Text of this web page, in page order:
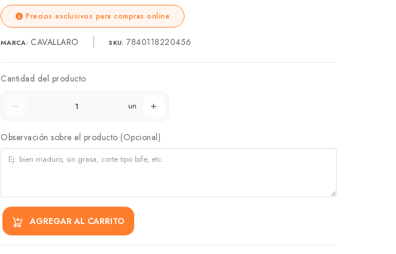
Precios exclusivos para compras online
MARCA: CAVALLARO SKU: 7840118220456
Cantidad del producto
un
Observación sobre el producto (Opcional)
AGREGAR AL CARRITO